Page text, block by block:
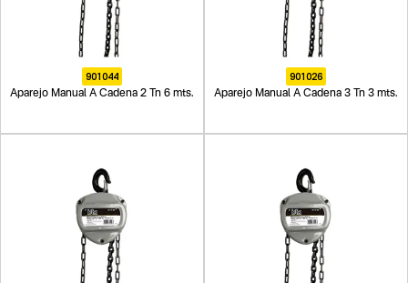
901044
Aparejo Manual A Cadena 2 Tn 6 mts.
901026
Aparejo Manual A Cadena 3 Tn 3 mts.